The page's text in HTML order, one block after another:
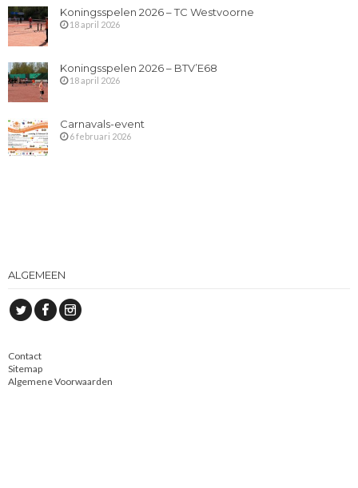
Koningsspelen 2026 – TC Westvoorne
18 april 2026
Koningsspelen 2026 – BTV’E68
18 april 2026
Carnavals-event
6 februari 2026
ALGEMEEN
Contact
Sitemap
Algemene Voorwaarden